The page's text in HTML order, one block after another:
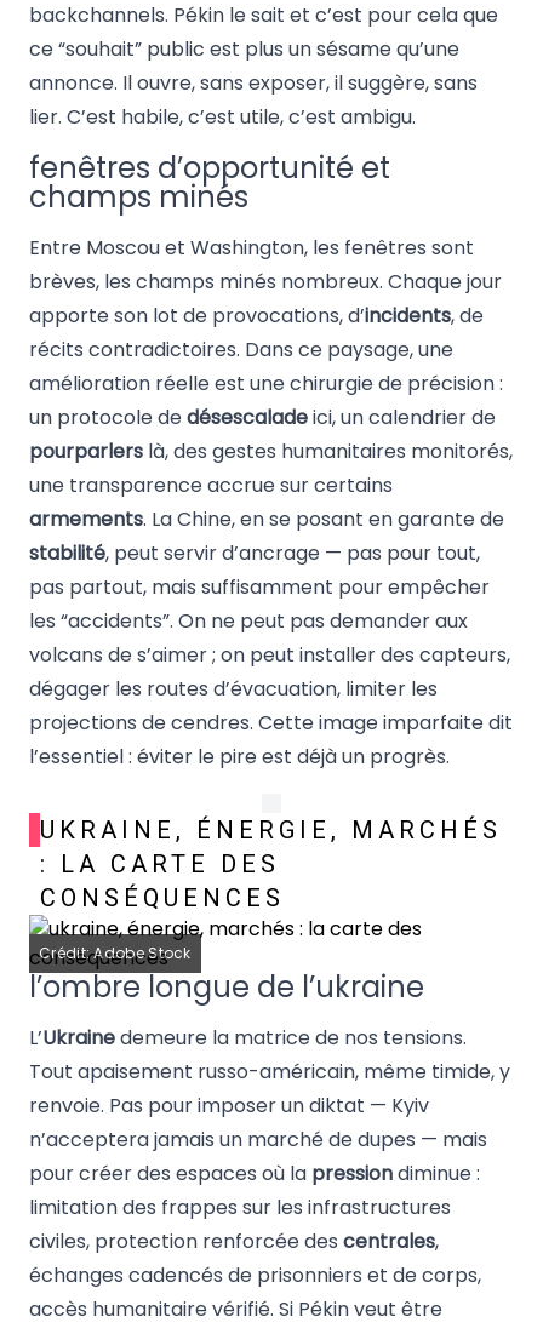
backchannels. Pékin le sait et c’est pour cela que
ce “souhait” public est plus un sésame qu’une
annonce. Il ouvre, sans exposer, il suggère, sans
lier. C’est habile, c’est utile, c’est ambigu.
fenêtres d’opportunité et
champs minés
Entre Moscou et Washington, les fenêtres sont
brèves, les champs minés nombreux. Chaque jour
apporte son lot de provocations, d’incidents, de
récits contradictoires. Dans ce paysage, une
amélioration réelle est une chirurgie de précision :
un protocole dedésescaladeici, un calendrier de
pourparlers là, des gestes humanitaires monitorés,
une transparence accrue sur certains
armements. La Chine, en se posant en garante de
stabilité, peut servir d’ancrage — pas pour tout,
pas partout, mais suffisamment pour empêcher
les “accidents”. On ne peut pas demander aux
volcans de s’aimer ; on peut installer des capteurs,
dégager les routes d’évacuation, limiter les
projections de cendres. Cette image imparfaite dit
l’essentiel : éviter le pire est déjà un progrès.
UKRAINE, ÉNERGIE, MARCHÉS
: LA CARTE DES
CONSÉQUENCES
Crédit: Adobe Stock
l’ombre longue de l’ukraine
L’Ukrainedemeure la matrice de nos tensions.
Tout apaisement russo-américain, même timide, y
renvoie. Pas pour imposer un diktat — Kyiv
n’acceptera jamais un marché de dupes — mais
pour créer des espaces où la pressiondiminue :
limitation des frappes sur les infrastructures
civiles, protection renforcée des centrales,
échanges cadencés de prisonniers et de corps,
accès humanitaire vérifié. Si Pékin veut être